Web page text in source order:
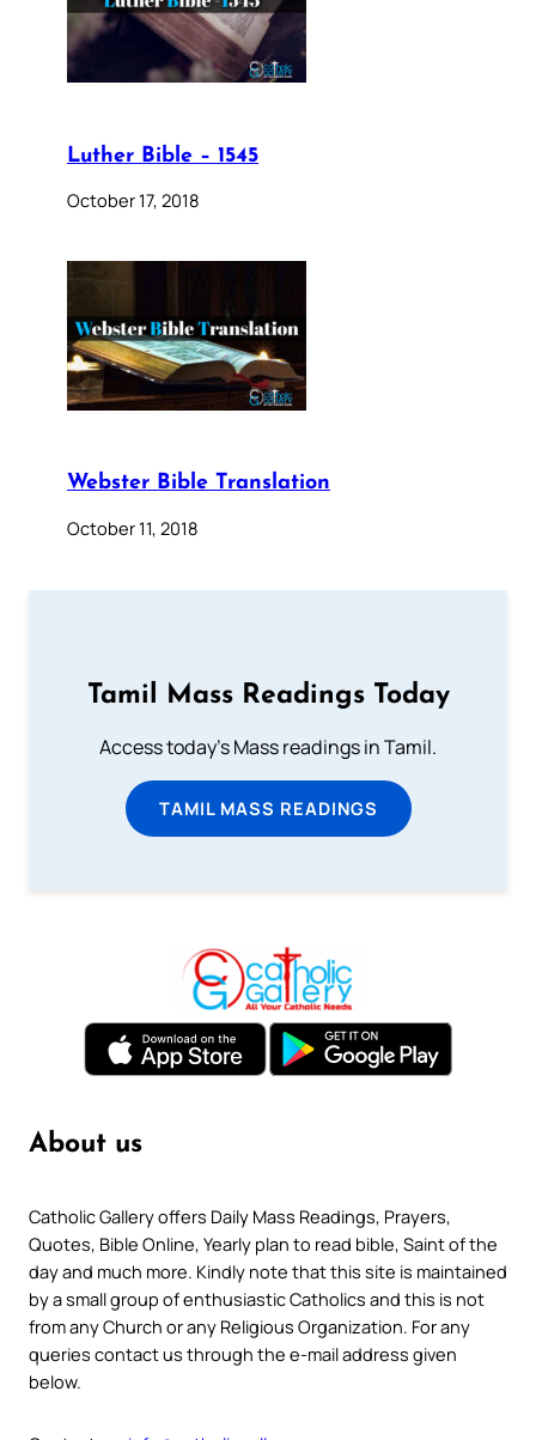
Luther Bible – 1545
October 17, 2018
Webster Bible Translation
October 11, 2018
Tamil Mass Readings Today
Access today's Mass readings in Tamil.
TAMIL MASS READINGS
About us
Catholic Gallery offers Daily Mass Readings, Prayers,
Quotes, Bible Online, Yearly plan to read bible, Saint of the
day and much more. Kindly note that this site is maintained
by a small group of enthusiastic Catholics and this is not
from any Church or any Religious Organization. For any
queries contact us through the e-mail address given
below.